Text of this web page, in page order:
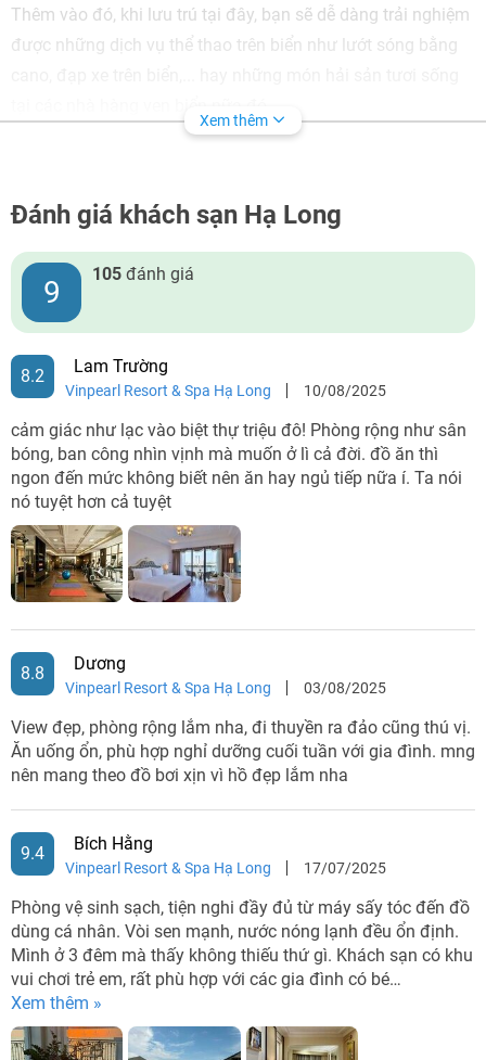
Thêm vào đó, khi lưu trú tại đây, bạn sẽ dễ dàng trải nghiệm
được những dịch vụ thể thao trên biển như lướt sóng bằng
giãn mà không quá xô bồ thì bạn có thể đặt khách sạn Hòn
Gai, Hạ Long. Hòn Gai được coi là khu trung tâm chính trị,
văn hóa của thành phố Hạ Long. Đặt khách sạn Hòn Gai, Hạ
Long bạn sẽ thuận tiện để di chuyển đến các điểm tham
và Thư viện Quảng Ninh, Chợ hải sản Hạ Long,...
Khu vực Hòn Gai được nhiều du khách lựa chọn để đặt
khách sạn Hạ Long
Khách sạn Đảo Tuần Châu Hạ Long
Nếu bạn không muốn đặt khách sạn trong thành phố Hạ
Long thì có thể lựa chọn đặt khách sạn Đảo Tuần Châu Hạ
Long. Trên đảo hiện nay cũng có rất nhiều khách sạn để bạn
lựa chọn cho chuyến du lịch của mình. Bên cạnh đó, đảo
Tuần Châu Hạ Long cũng có rất nhiều điểm đến hay ho như:
Công viên giải trí Tuần Châu, Công viên khủng long,...
Top khách sạn Hạ Long được du khách
Xem thêm
Đánh giá khách sạn Hạ Long
9 105 đánh giá
8.2 Lam Trường
Vinpearl Resort & Spa Hạ Long 10/08/2025
cảm giác như lạc vào biệt thự triệu đô! Phòng rộng như sân
bóng, ban công nhìn vịnh mà muốn ở lì cả đời. đồ ăn thì
ngon đến mức không biết nên ăn hay ngủ tiếp nữa í. Ta nói
nó tuyệt hơn cả tuyệt
8.8 Dương
Vinpearl Resort & Spa Hạ Long 03/08/2025
View đẹp, phòng rộng lắm nha, đi thuyền ra đảo cũng thú vị.
Ăn uống ổn, phù hợp nghỉ dưỡng cuối tuần với gia đình. mng
nên mang theo đồ bơi xịn vì hồ đẹp lắm nha
9.4 Bích Hằng
Vinpearl Resort & Spa Hạ Long 17/07/2025
Phòng vệ sinh sạch, tiện nghi đầy đủ từ máy sấy tóc đến đồ
dùng cá nhân. Vòi sen mạnh, nước nóng lạnh đều ổn định.
Mình ở 3 đêm mà thấy không thiếu thứ gì. Khách sạn có khu
vui chơi trẻ em, rất phù hợp với các gia đình có bé…
Xem thêm »